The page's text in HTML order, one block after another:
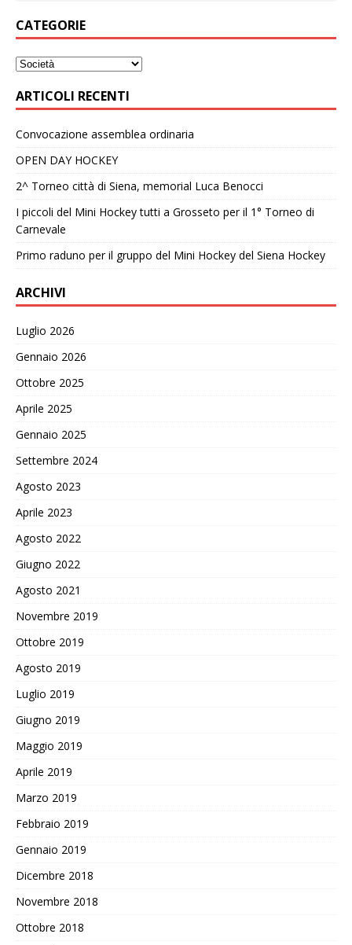
CATEGORIE
ARTICOLI RECENTI
Convocazione assemblea ordinaria
OPEN DAY HOCKEY
2^ Torneo città di Siena, memorial Luca Benocci
I piccoli del Mini Hockey tutti a Grosseto per il 1° Torneo di
Carnevale
Primo raduno per il gruppo del Mini Hockey del Siena Hockey
ARCHIVI
Luglio 2026
Gennaio 2026
Ottobre 2025
Aprile 2025
Gennaio 2025
Settembre 2024
Agosto 2023
Aprile 2023
Agosto 2022
Giugno 2022
Agosto 2021
Novembre 2019
Ottobre 2019
Agosto 2019
Luglio 2019
Giugno 2019
Maggio 2019
Aprile 2019
Marzo 2019
Febbraio 2019
Gennaio 2019
Dicembre 2018
Novembre 2018
Ottobre 2018